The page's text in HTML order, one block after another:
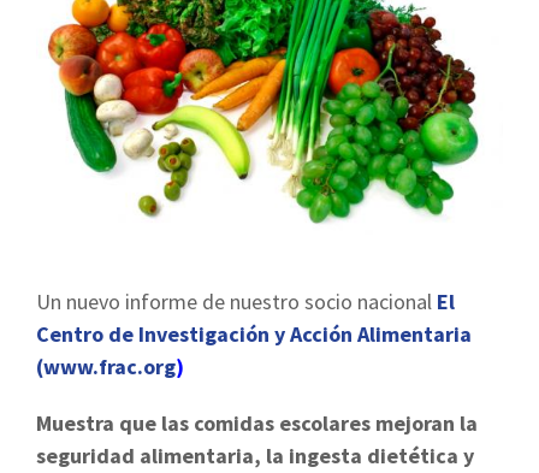
Un nuevo informe de nuestro socio nacional El
Centro de Investigación y Acción Alimentaria
(www.frac.org)
Muestra que las comidas escolares mejoran la
seguridad alimentaria, la ingesta dietética y